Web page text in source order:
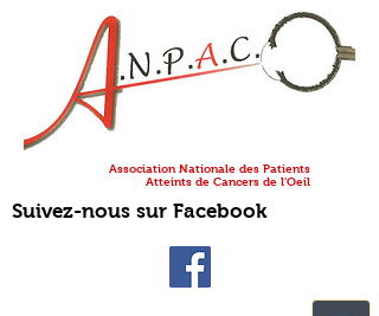
Association Nationale des Patients
Atteints de Cancers de l'Oeil
Suivez-nous sur Facebook